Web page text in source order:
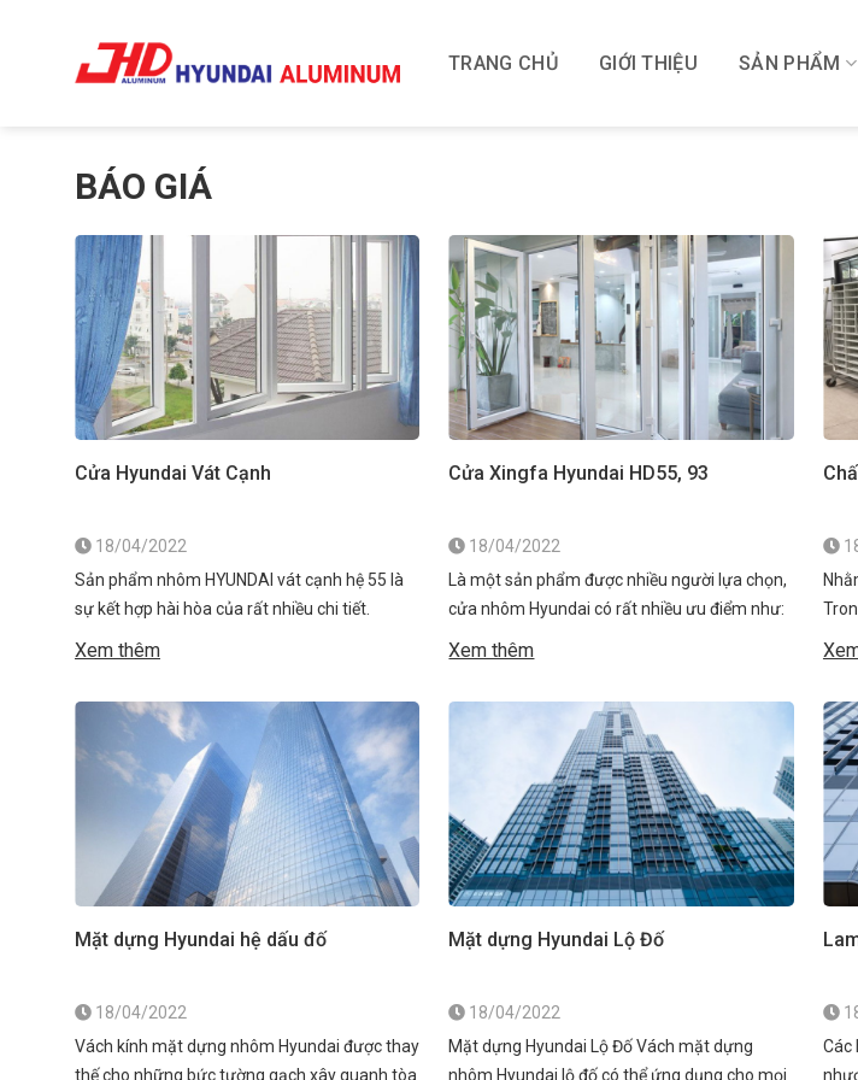
TRANG CHỦ GIỚI THIỆU SẢN PHẨM
BÁO GIÁ
Cửa Hyundai Vát Cạnh
18/04/2022
Sản phẩm nhôm HYUNDAI vát cạnh hệ 55 là
sự kết hợp hài hòa của rất nhiều chi tiết.
sẽ được làm từ mặt cắt nhôm hệ 55 […]
Xem thêm
Cửa Xingfa Hyundai HD55, 93
18/04/2022
Là một sản phẩm được nhiều người lựa chọn,
cửa nhôm Hyundai có rất nhiều ưu điểm như:
khoang rỗng giúp tăng thêm độ dày […]
Xem thêm
Mặt dựng Hyundai hệ dấu đố
18/04/2022
Vách kính mặt dựng nhôm Hyundai được thay
thế cho những bức tường gạch xây quanh tòa
Mặt dựng Hyundai Lộ Đố
18/04/2022
Mặt dựng Hyundai Lộ Đố Vách mặt dựng
nhôm Hyundai lộ đố có thể ứng dụng cho mọi
Các